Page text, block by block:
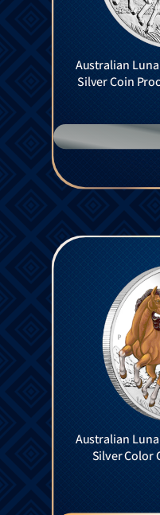
Australian
Silver Coin
Australian
Silver Color